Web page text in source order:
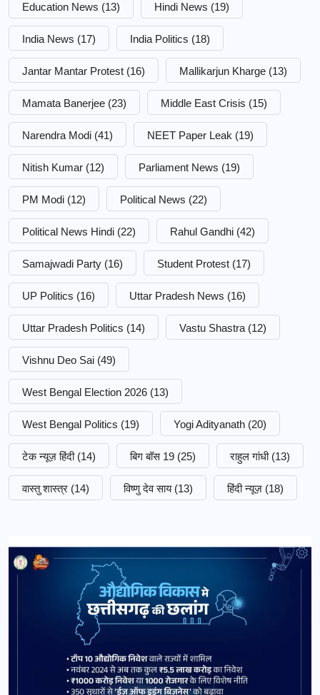
Education News (13) Hindi News (19)
India News (17) India Politics (18)
Jantar Mantar Protest (16) Mallikarjun Kharge (13)
Mamata Banerjee (23) Middle East Crisis (15)
Narendra Modi (41) NEET Paper Leak (19)
Nitish Kumar (12) Parliament News (19)
PM Modi (12) Political News (22)
Political News Hindi (22) Rahul Gandhi (42)
Samajwadi Party (16) Student Protest (17)
UP Politics (16) Uttar Pradesh News (16)
Uttar Pradesh Politics (14) Vastu Shastra (12)
Vishnu Deo Sai (49)
West Bengal Election 2026 (13)
West Bengal Politics (19) Yogi Adityanath (20)
टेक न्यूज़ हिंदी (14) बिग बॉस 19 (25) राहुल गांधी (13)
वास्तु शास्त्र (14) विष्णु देव साय (13) हिंदी न्यूज़ (18)